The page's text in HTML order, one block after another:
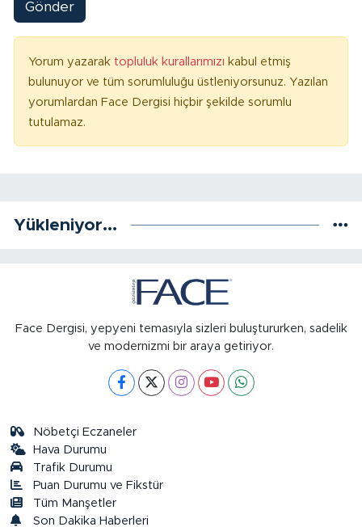
Gönder
Yorum yazarak topluluk kurallarımızı kabul etmiş
bulunuyor ve tüm sorumluluğu üstleniyorsunuz. Yazılan
yorumlardan Face Dergisi hiçbir şekilde sorumlu
tutulamaz.
Yükleniyor...
Face Dergisi, yepyeni temasıyla sizleri buluştururken, sadelik
ve modernizmi bir araya getiriyor.
Nöbetçi Eczaneler
Hava Durumu
Trafik Durumu
Puan Durumu ve Fikstür
Tüm Manşetler
Son Dakika Haberleri